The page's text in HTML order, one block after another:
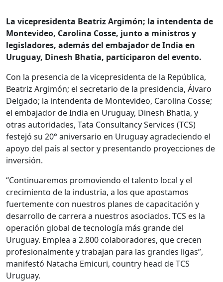
La vicepresidenta Beatriz Argimón; la intendenta de
Montevideo, Carolina Cosse, junto a ministros y
legisladores, además del embajador de India en
Uruguay, Dinesh Bhatia, participaron del evento.
Con la presencia de la vicepresidenta de la República,
Beatriz Argimón; el secretario de la presidencia, Álvaro
Delgado; la intendenta de Montevideo, Carolina Cosse;
el embajador de India en Uruguay, Dinesh Bhatia, y
otras autoridades, Tata Consultancy Services (TCS)
festejó su 20° aniversario en Uruguay agradeciendo el
apoyo del país al sector y presentando proyecciones de
inversión.
“Continuaremos promoviendo el talento local y el
crecimiento de la industria, a los que apostamos
fuertemente con nuestros planes de capacitación y
desarrollo de carrera a nuestros asociados. TCS es la
operación global de tecnología más grande del
Uruguay. Emplea a 2.800 colaboradores, que crecen
profesionalmente y trabajan para las grandes ligas”,
manifestó Natacha Emicuri, country head de TCS
Uruguay.